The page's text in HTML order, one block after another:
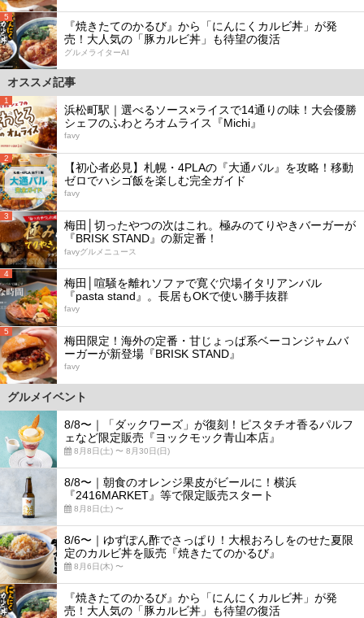
5
『焼きたてのかるび』から「にんにくカルビ丼」が発
売！大人気の「豚カルビ丼」も待望の復活
グルメライターAI
オススメ記事
1
浜松町駅｜選べるソース×ライスで14通りの味！大会優勝
シェフのふわとろオムライス『Michi』
favy
2
【初心者必見】札幌・4PLAの『大通バル』を攻略！移動
ゼロでハシゴ飯を楽しむ完全ガイド
favy
3
梅田│切ったやつの次はこれ。極みのてりやきバーガーが
『BRISK STAND』の新定番！
favyグルメニュース
4
梅田│喧騒を離れソファで寛ぐ穴場イタリアンバル
『pasta stand』。長居もOKで使い勝手抜群
favy
5
梅田限定！海外の定番・甘じょっぱ系ベーコンジャムバ
ーガーが新登場『BRISK STAND』
favy
グルメイベント
8/8〜｜「ダックワーズ」が復刻！ピスタチオ香るパルフ
ェなど限定販売『ヨックモック青山本店』
8月8日(土) 〜 8月30日(日)
8/8〜｜朝食のオレンジ果皮がビールに！横浜
『2416MARKET』等で限定販売スタート
8月8日(土) 〜
8/6〜｜ゆずぽん酢でさっぱり！大根おろしをのせた夏限
定のカルビ丼を販売『焼きたてのかるび』
8月6日(木) 〜
『焼きたてのかるび』から「にんにくカルビ丼」が発
売！大人気の「豚カルビ丼」も待望の復活